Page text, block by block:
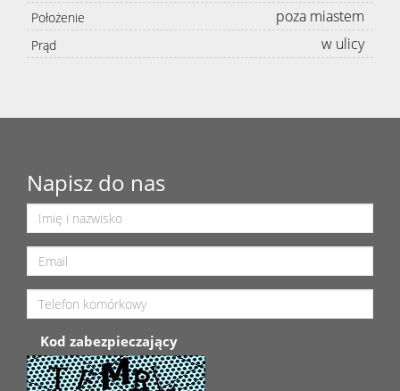
Położenie poza miastem
Prąd w ulicy
Napisz do nas
Kod zabezpieczający